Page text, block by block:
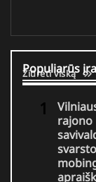
Populiarūs
Žiūrėti viską
rajono